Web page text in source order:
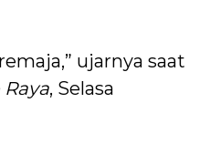
ujarnya saat
, Selasa